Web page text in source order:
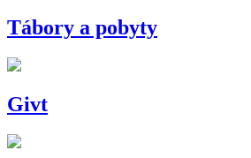
Tábory a pobyty
Givt